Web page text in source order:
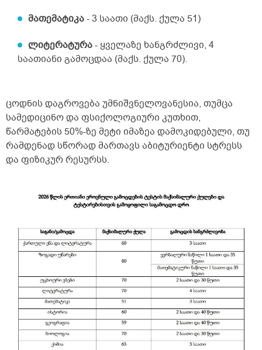
მათემატიკა- 3 საათი (მაქს. ქულა 51)
ლიტერატურა- ყველაზე ხანგრძლივი, 4
საათიანი გამოცდაა (მაქს. ქულა 70).
ცოდნის დაგროვება უმნიშვნელოვანესია, თუმცა
სამედიცინო და ფსიქოლოგიური კუთხით,
წარმატების 50%-ზე მეტი იმაზეა დამოკიდებული, თუ
რამდენად სწორად მართავს აბიტურიენტი სტრესს
და ფიზიკურ რესურსს.